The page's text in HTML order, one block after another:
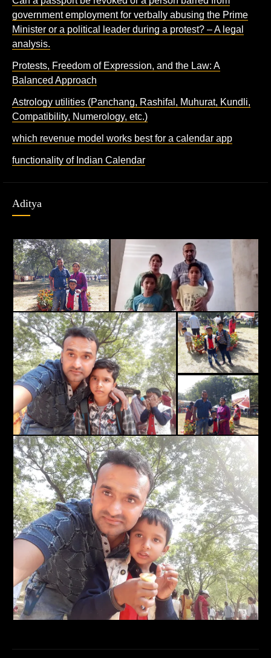
government employment for verbally abusing the Prime
Minister or a political leader during a protest? – A legal
analysis.
Protests, Freedom of Expression, and the Law: A
Balanced Approach
Astrology utilities (Panchang, Rashifal, Muhurat, Kundli,
Compatibility, Numerology, etc.)
which revenue model works best for a calendar app
functionality of Indian Calendar
Aditya